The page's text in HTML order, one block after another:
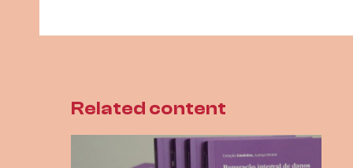
Related content